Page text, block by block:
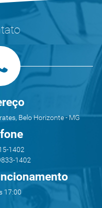
Belo Horizonte - MG
1402
1402
17:00